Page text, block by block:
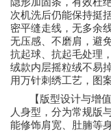
隐形加固条，有效杜
次机洗后仍能保持挺
密平缝走线，无多余
无压感、不磨肩，避
抗起球、抗起毛处理
绒款内层摇粒绒不易
用万针刺绣工艺，图
【版型设计与增
人身型，分为常规版
能修饰肩宽、肚腩等